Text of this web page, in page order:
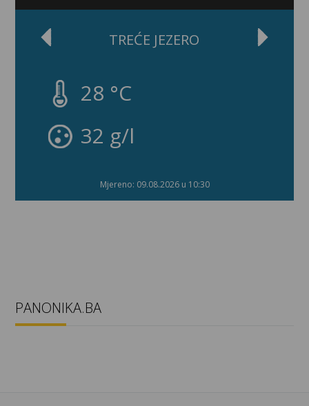
TREĆE JEZERO
28 °C
32 g/l
Mjereno: 09.08.2026 u 10:30
PANONIKA.BA